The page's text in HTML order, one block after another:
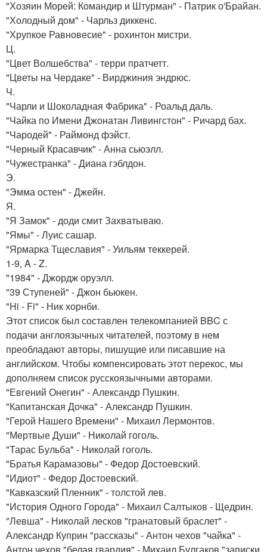
"Хозяин Морей: Командир и Штурман" - Патрик о'Брайан.
"Холодный дом" - Чарльз диккенс.
"Хрупкое Равновесие" - рохинтон мистри.
Ц.
"Цвет Волшебства" - терри пратчетт.
"Цветы на Чердаке" - Вирджиния эндрюс.
Ч.
"Чарли и Шоколадная Фабрика" - Роальд даль.
"Чайка по Имени Джонатан Ливингстон" - Ричард бах.
"Чародей" - Раймонд фэйст.
"Черный Красавчик" - Анна сьюэлл.
"Чужестранка" - Диана гэблдон.
Э.
"Эмма остен" - Джейн.
Я.
"Я Замок" - доди смит Захватываю.
"Ямы" - Луис сашар.
"Ярмарка Тщеславия" - Уильям теккерей.
1-9, A - Z.
"1984" - Джордж оруэлл.
"39 Ступеней" - Джон бьюкен.
"Hi - Fi" - Ник хорнби.
Этот список был составлен телекомпанией BBC с
подачи англоязычных читателей, поэтому в нем
преобладают авторы, пишущие или писавшие на
английском. Чтобы компенсировать этот перекос, мы
дополняем список русскоязычными авторами.
"Евгений Онегин" - Александр Пушкин.
"Капитанская Дочка" - Александр Пушкин.
"Герой Нашего Времени" - Михаил Лермонтов.
"Мертвые Души" - Николай гоголь.
"Тарас Бульба" - Николай гоголь.
"Братья Карамазовы" - Федор Достоевский.
"Идиот" - Федор Достоевский.
"Кавказский Пленник" - толстой лев.
"История Одного Города" - Михаил Салтыков - Щедрин.
"Левша" - Николай лесков "гранатовый браслет" -
Александр Куприн "рассказы" - Антон чехов "чайка" -